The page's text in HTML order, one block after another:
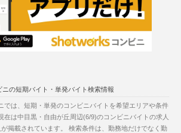
の短期バイト・単発バイト検索情報
では、短期・単発のコンビニバイトを希望エリアや条件
在は中目黒・自由が丘周辺(6/9)のコンビニバイトの求人
掲載されています。 検索条件は、勤務地だけでなく勤